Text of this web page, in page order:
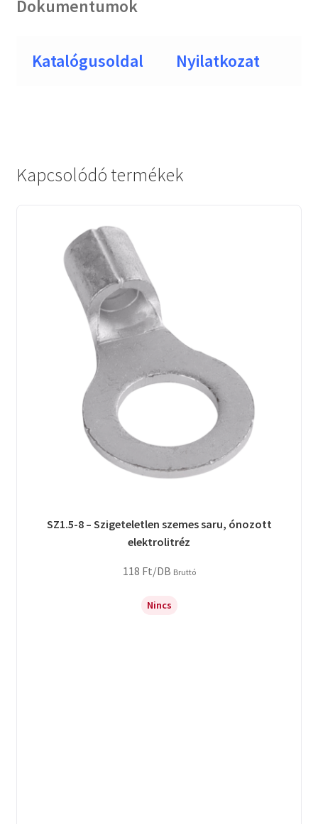
Dokumentumok
Katalógusoldal Nyilatkozat
Kapcsolódó termékek
SZ1.5-8 – Szigeteletlen szemes saru, ónozott
elektrolitréz
118 Ft/DB Bruttó
Nincs